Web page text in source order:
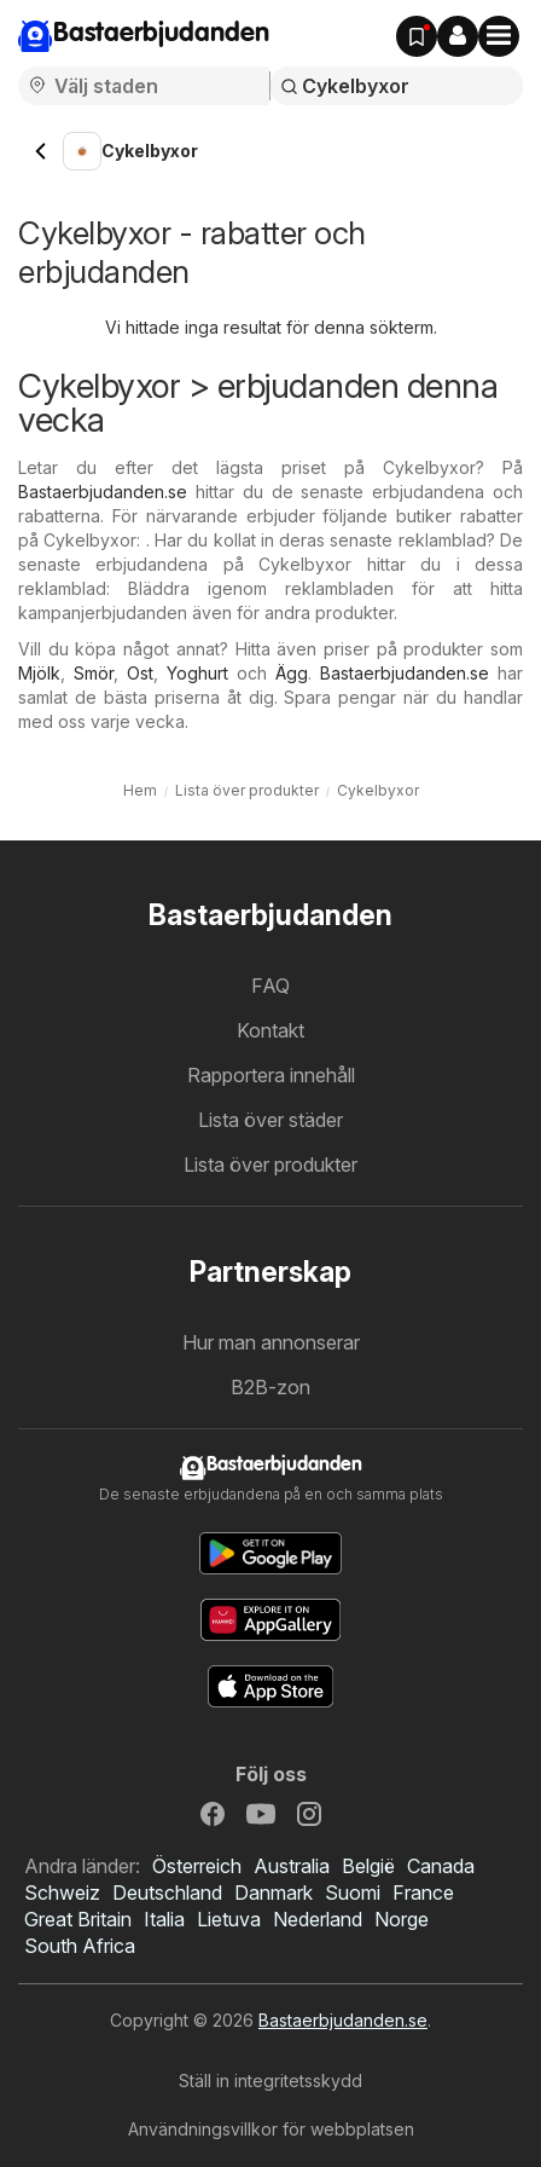
Bastaerbjudanden
Cykelbyxor
Cykelbyxor - rabatter och
erbjudanden
Vi hittade inga resultat för denna sökterm.
Cykelbyxor > erbjudanden denna
vecka
Letar du efter det lägsta priset på Cykelbyxor? På
Bastaerbjudanden.se hittar du de senaste erbjudandena och
rabatterna. För närvarande erbjuder följande butiker rabatter
på Cykelbyxor: . Har du kollat in deras senaste reklamblad? De
senaste erbjudandena på Cykelbyxor hittar du i dessa
reklamblad: Bläddra igenom reklambladen för att hitta
kampanjerbjudanden även för andra produkter.
Vill du köpa något annat? Hitta även priser på produkter som
Mjölk
Smör, Ost Yoghurt och Ägg. Bastaerbjudanden.se har
samlat de bästa priserna åt dig. Spara pengar när du handlar
med oss varje vecka.
Hem Lista över produkter Cykelbyxor
Bastaerbjudanden
FAQ
Kontakt
Rapportera innehåll
Lista över städer
Lista över produkter
Partnerskap
Hur man annonserar
B2B-zon
Bastaerbjudanden
De senaste erbjudandena på en och samma plats
Följ oss
Andra länder: Österreich Australia België Canada
Schweiz Deutschland Danmark Suomi France
Great Britain Italia Lietuva Nederland Norge
South Africa
Copyright © 2026 Bastaerbjudanden.se.
Ställ in integritetsskydd
Användningsvillkor för webbplatsen